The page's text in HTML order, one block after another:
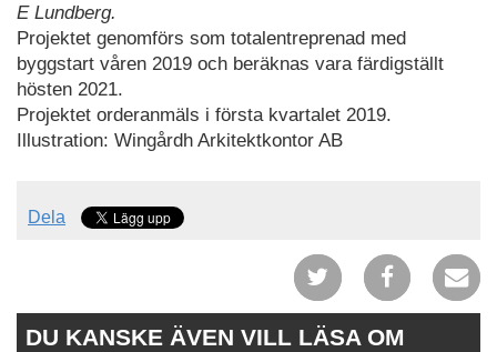
E Lundberg.
Projektet genomförs som totalentreprenad med
byggstart våren 2019 och beräknas vara färdigställt
hösten 2021.
Projektet orderanmäls i första kvartalet 2019.
Illustration: Wingårdh Arkitektkontor AB
Dela
DU KANSKE ÄVEN VILL LÄSA OM